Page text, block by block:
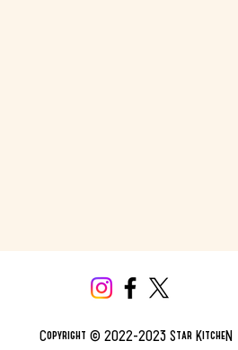
Copyright © 2022-2023 Star KitcheN